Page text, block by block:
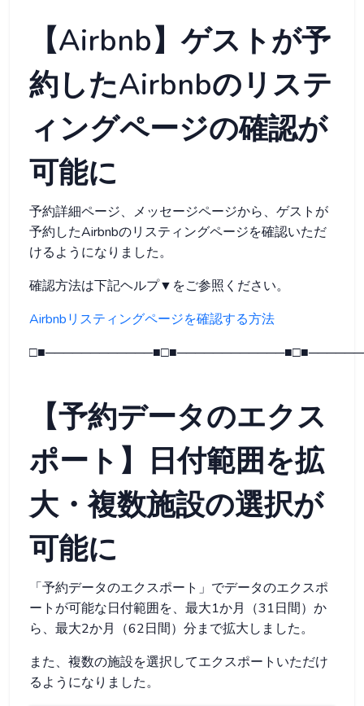
【Airbnb】ゲストが予
約したAirbnbのリステ
ィングページの確認が
可能に
予約詳細ページ、メッセージページから、ゲストが
予約したAirbnbのリスティングページを確認いただ
けるようになりました。
確認方法は下記ヘルプ▼をご参照ください。
Airbnbリスティングページを確認する方法
【予約データのエクス
ポート】日付範囲を拡
大・複数施設の選択が
可能に
「予約データのエクスポート」でデータのエクスポ
ートが可能な日付範囲を、最大1か月（31日間）か
ら、最大2か月（62日間）分まで拡大しました。
また、複数の施設を選択してエクスポートいただけ
るようになりました。